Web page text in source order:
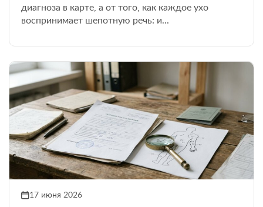
диагноза в карте, а от того, как каждое ухо
воспринимает шепотную речь: и...
17 июня 2026